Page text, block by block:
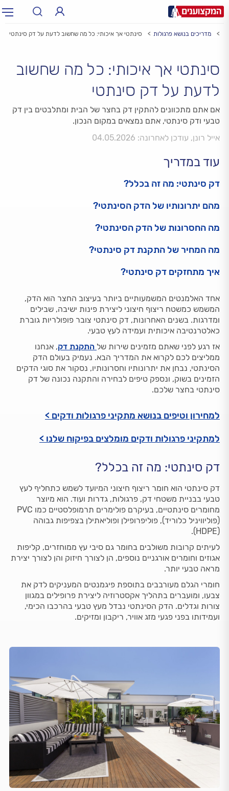
עירעיר: תל אביב, חיפה…
מדריכים בנושא פרגולות סינתטי אך איכותי: כל מה שחשוב לדעת על דק סינתטי
סינתטי אך איכותי: כל מה שחשוב
לדעת על דק סינתטי
אם אתם מתכוונים להתקין דק בחצר של הבית ומתלבטים בין דק
טבעי ודק סינתטי, אתם נמצאים במקום הנכון.
אייל רונן, עודכן לאחרונה: 04.05.2026
עוד במדריך
דק סינתטי: מה זה בכלל?
מהם יתרונותיו של הדק הסינתטי?
מה החסרונות של הדק הסינתטי?
מה המחיר של התקנת דק סינתטי?
איך מתחזקים דק סינתטי?
אחד האלמנטים המשמעותיים ביותר בעיצוב החצר הוא הדק,
המשמש כמשטח ריצוף חיצוני ליצירת פינות ישיבה, שבילים
ומדרגות. בשנים האחרונות, דק סינתטי צובר פופולריות גוברת
כאלטרנטיבה איכותית ועמידה לעץ טבעי.
אז רגע לפני שאתם מזמינים שירות של התקנת דק, אנחנו
ממליצים לכם לקרוא את המדריך הבא. נעמיק בעולם הדק
הסינתטי, נבחן את יתרונותיו וחסרונותיו, נסקור את סוגי הדקים
הזמינים בשוק, ונספק טיפים לבחירה והתקנה נכונה של דק
סינתטי בחצר שלכם.
למחירון וטיפים בנושא מתקיני פרגולות ודקים >
למתקיני פרגולות ודקים מומלצים בפיקוח שלנו >
דק סינתטי: מה זה בכלל?
דק סינתטי הוא חומר ריצוף חיצוני המיועד לשמש כתחליף לעץ
טבעי בבניית משטחי דק, פרגולות, גדרות ועוד. הוא מיוצר
מחומרים סינתטיים, בעיקרם פולימרים תרמופלסטיים כמו PVC
(פוליוויניל כלוריד), פוליפרופילן ופוליאתילן בצפיפות גבוהה
(HDPE).
לעיתים קרובות משולבים בחומר גם סיבי עץ ממוחזרים, קליפות
אגוזים וחומרים אורגניים נוספים, הן לצורך חיזוק והן לצורך יצירת
מראה טבעי יותר.
חומרי הגלם מעורבבים בתוספת פיגמנטים המעניקים לדק את
צבעו, ומועברים בתהליך אקסטרוזיה ליצירת פרופילים במגוון
צורות וגדלים. הדק הסינתטי נבדל מעץ טבעי בהרכבו הכימי,
ועמידותו בפני פגעי מזג אוויר, ריקבון ומזיקים.